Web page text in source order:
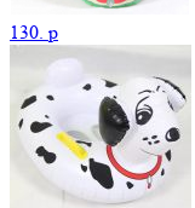
130. p